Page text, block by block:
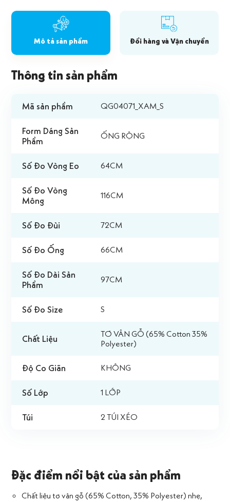
Mô tả sản phẩm Đổi hàng và Vận chuyển
Thông tin sản phẩm
Mã sản phẩm QG04071_XAM_S
Form Dáng Sản
Phẩm
ỐNG RỘNG
Số Đo Vòng Eo 64CM
Số Đo Vòng
Mông
116CM
Số Đo Đùi 72CM
Số Đo Ống 66CM
Số Đo Dài Sản
Phẩm
97CM
Số Đo Size S
Chất Liệu
TƠ VÂN GỖ (65% Cotton 35%
Polyester)
Độ Co Giãn KHÔNG
Số Lớp 1 LỚP
Túi 2 TÚI XÉO
Đặc điểm nổi bật của sản phẩm
Chất liệu tơ vân gỗ (65% Cotton, 35% Polyester) nhẹ,